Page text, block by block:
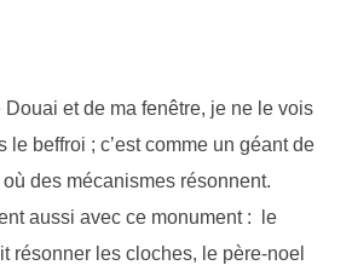
Douai et de ma fenêtre, je ne le vois
le beffroi ; c’est comme un géant de
des mécanismes résonnent.
aussi avec ce monument : le
résonner les cloches, le père-noel